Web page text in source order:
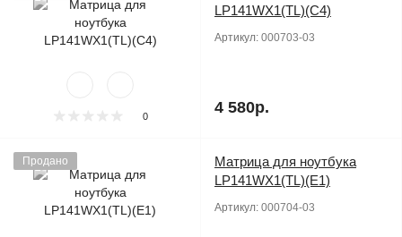
0
LP141WX1(TL)(C4)
Артикул: 000703-03
4 580р.
Продано
Матрица для ноутбука
LP141WX1(TL)(E1)
Артикул: 000704-03